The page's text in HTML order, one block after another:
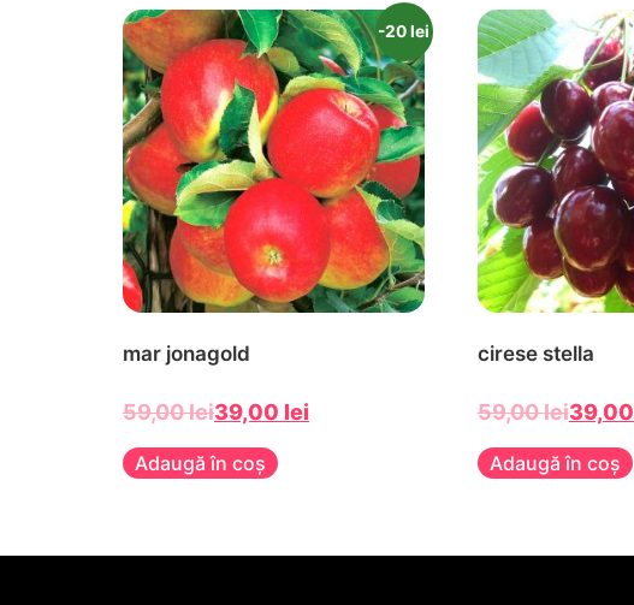
-20 lei
mar jonagold
59,00lei39,00 lei
Adaugă în coș
cirese stella
59,00lei39,00
Adaugă în coș